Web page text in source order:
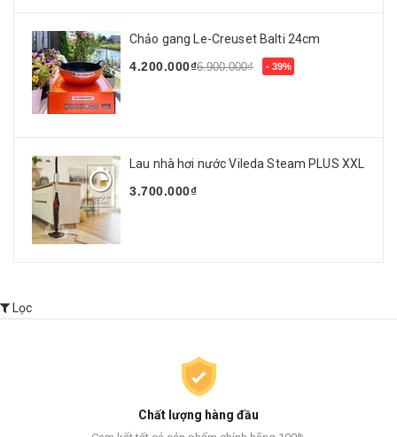
Chảo gang Le-Creuset Balti 24cm
4.200.000₫6.900.000₫ - 39%
Lau nhà hơi nước Vileda Steam PLUS XXL
3.700.000₫
Lọc
Chất lượng hàng đầu